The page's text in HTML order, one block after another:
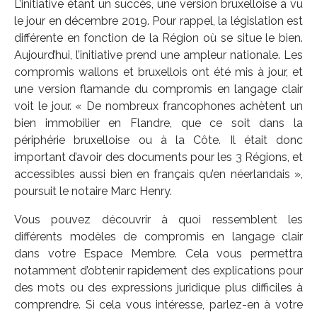
L’initiative étant un succès, une version bruxelloise a vu
le jour en décembre 2019. Pour rappel, la législation est
différente en fonction de la Région où se situe le bien.
Aujourd’hui, l’initiative prend une ampleur nationale. Les
compromis wallons et bruxellois ont été mis à jour, et
une version flamande du compromis en langage clair
voit le jour. « De nombreux francophones achètent un
bien immobilier en Flandre, que ce soit dans la
périphérie bruxelloise ou à la Côte. Il était donc
important d’avoir des documents pour les 3 Régions, et
accessibles aussi bien en français qu’en néerlandais »,
poursuit le notaire Marc Henry.
Vous pouvez découvrir à quoi ressemblent les
différents modèles de compromis en langage clair
dans votre Espace Membre. Cela vous permettra
notamment d’obtenir rapidement des explications pour
des mots ou des expressions juridique plus difficiles à
comprendre. Si cela vous intéresse, parlez-en à votre